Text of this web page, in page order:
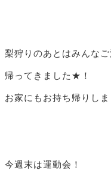
梨狩りのあとはみんな
帰ってきました★！
お家にもお持ち帰りしま
今週末は運動会！